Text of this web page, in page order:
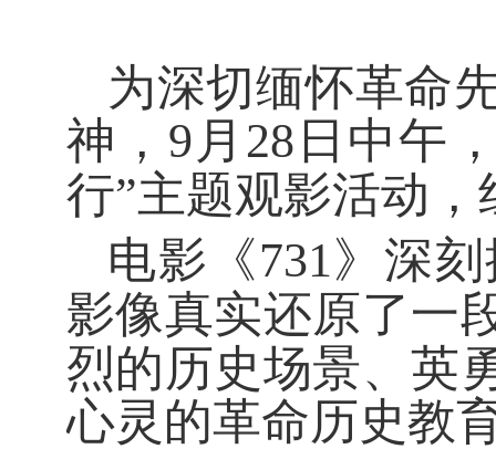
为深切缅怀革命
神， 9 月 28 日中午
行”主题观影活动，
电影《731》深
影像真实还原了一
烈的历史场景、英
心灵的革命历史教